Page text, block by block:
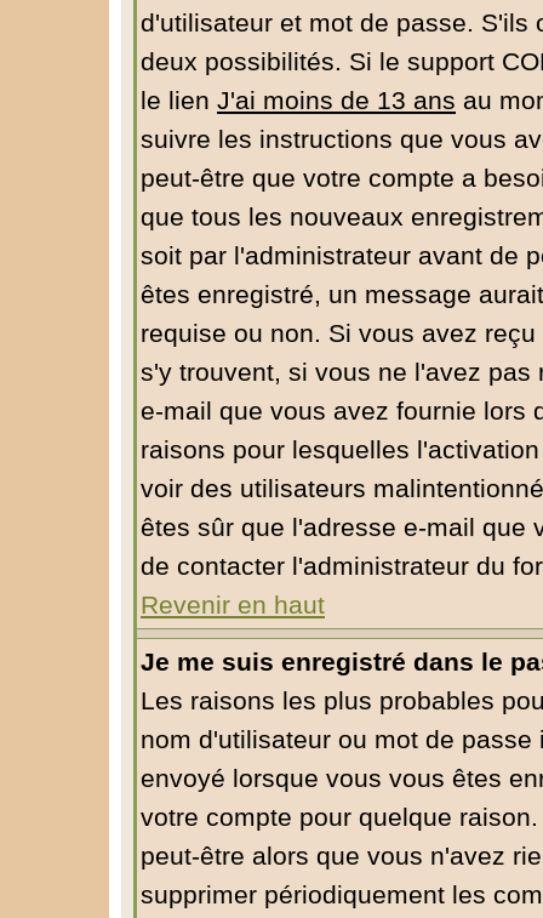
d'utilisateur et mot de passe. S'ils
deux possibilités. Si le support
le lien J'ai moins de 13 ans au
suivre les instructions que vous
peut-être que votre compte a
que tous les nouveaux
soit par l'administrateur avant de
êtes enregistré, un message
requise ou non. Si vous avez
s'y trouvent, si vous ne l'avez
e-mail que vous avez fournie lors
raisons pour lesquelles
voir des utilisateurs
êtes sûr que l'adresse e-mail que
de contacter l'administrateur du
Revenir en haut
Je me suis enregistré dans le
Les raisons les plus probables
nom d'utilisateur ou mot de
envoyé lorsque vous vous êtes
votre compte pour quelque
peut-être alors que vous n'avez
supprimer périodiquement les